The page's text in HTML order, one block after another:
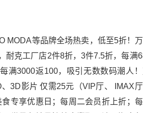
MODA等品牌全场热卖，低至5折！
耐克工厂店2件8折，3件7.5折，每满
满3000返100，吸引无数数码潮人
3D影片 仅需25元（VIP厅、 IMAX
专享优惠日；每周二会员折上折；